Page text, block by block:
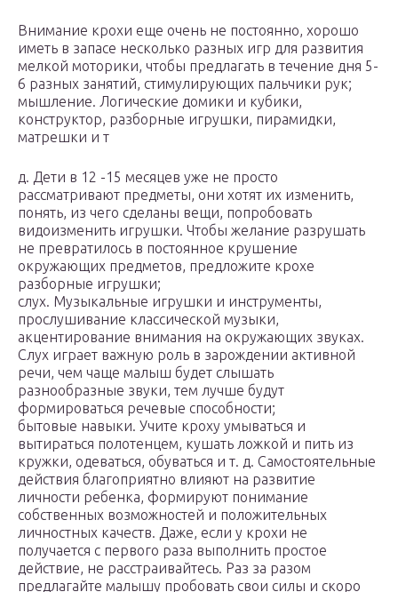
Внимание крохи еще очень не постоянно, хорошо
иметь в запасе несколько разных игр для развития
мелкой моторики, чтобы предлагать в течение дня 5-
6 разных занятий, стимулирующих пальчики рук;
мышление. Логические домики и кубики,
конструктор, разборные игрушки, пирамидки,
матрешки и т
д. Дети в 12 -15 месяцев уже не просто
рассматривают предметы, они хотят их изменить,
понять, из чего сделаны вещи, попробовать
видоизменить игрушки. Чтобы желание разрушать
не превратилось в постоянное крушение
окружающих предметов, предложите крохе
разборные игрушки;
слух. Музыкальные игрушки и инструменты,
прослушивание классической музыки,
акцентирование внимания на окружающих звуках.
Слух играет важную роль в зарождении активной
речи, чем чаще малыш будет слышать
разнообразные звуки, тем лучше будут
формироваться речевые способности;
бытовые навыки. Учите кроху умываться и
вытираться полотенцем, кушать ложкой и пить из
кружки, одеваться, обуваться и т. д. Самостоятельные
действия благоприятно влияют на развитие
личности ребенка, формируют понимание
собственных возможностей и положительных
личностных качеств. Даже, если у крохи не
получается с первого раза выполнить простое
действие, не расстраивайтесь. Раз за разом
предлагайте малышу пробовать свои силы и скоро